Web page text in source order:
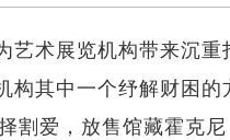
艺术展览机构带来沉
构其中一个纾解财困
割爱，放售馆藏霍克